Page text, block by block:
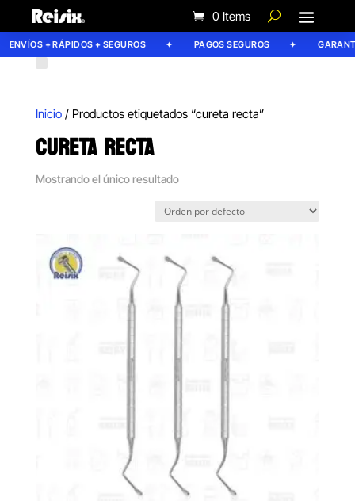
0 Items
ENVÍOS + RÁPIDOS + SEGUROS PAGOS SEGUROS
Inicio/ Productos etiquetados “cureta recta”
CURETA RECTA
Mostrando el único resultado